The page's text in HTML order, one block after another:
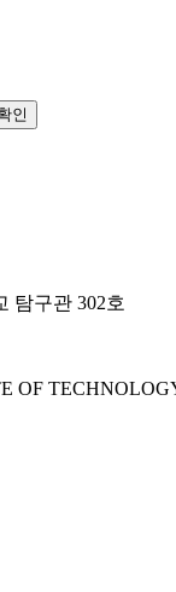
인
탐구관 302호
OF